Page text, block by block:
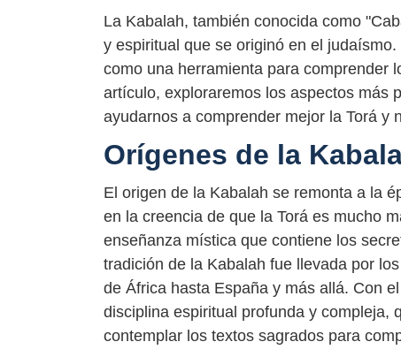
La Kabalah, también conocida como
y espiritual que se originó en el
como una herramienta para comprender
artículo, exploraremos los aspectos más
ayudarnos a comprender mejor la Torá y
Orígenes de la
El origen de la Kabalah se remonta a la
en la creencia de que la Torá es mucho
enseñanza mística que contiene los
tradición de la Kabalah fue llevada por
de África hasta España y más allá. Con
disciplina espiritual profunda y compleja,
contemplar los textos sagrados para